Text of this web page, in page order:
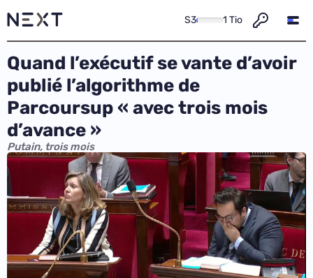
S3 1 Tio
Quand l’exécutif se vante d’avoir
publié l’algorithme de
Parcoursup « avec trois mois
d’avance »
Putain, trois mois